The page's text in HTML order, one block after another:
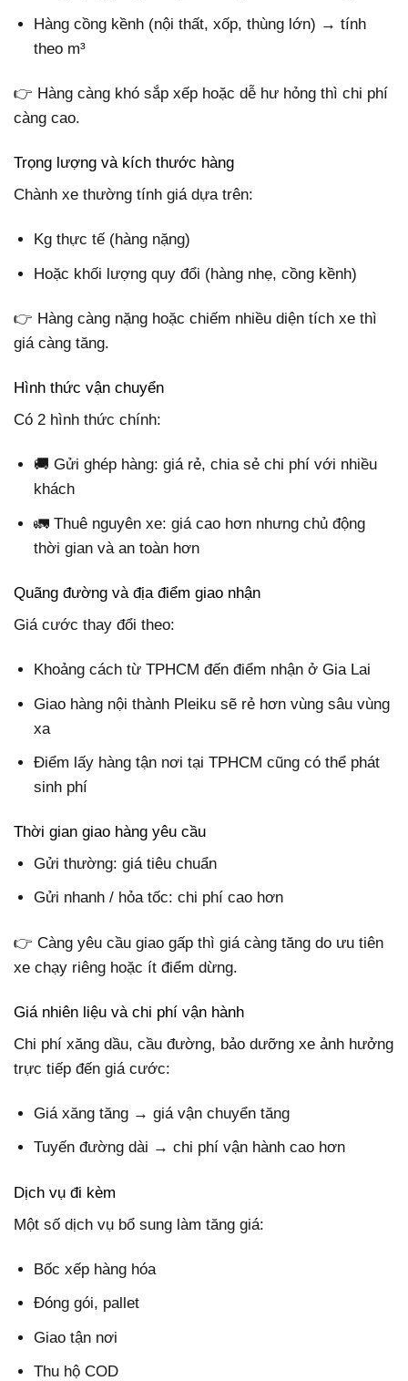
Hàng cồng kềnh (nội thất, xốp, thùng lớn) → tính
theo m³
👉 Hàng càng khó sắp xếp hoặc dễ hư hỏng thì chi phí
càng cao.
Trọng lượng và kích thước hàng
Chành xe thường tính giá dựa trên:
Kg thực tế (hàng nặng)
Hoặc khối lượng quy đổi (hàng nhẹ, cồng kềnh)
👉 Hàng càng nặng hoặc chiếm nhiều diện tích xe thì
giá càng tăng.
Hình thức vận chuyển
Có 2 hình thức chính:
🚚 Gửi ghép hàng: giá rẻ, chia sẻ chi phí với nhiều
khách
🚛 Thuê nguyên xe: giá cao hơn nhưng chủ động
thời gian và an toàn hơn
Quãng đường và địa điểm giao nhận
Giá cước thay đổi theo:
Khoảng cách từ TPHCM đến điểm nhận ở Gia Lai
Giao hàng nội thành Pleiku sẽ rẻ hơn vùng sâu vùng
xa
Điểm lấy hàng tận nơi tại TPHCM cũng có thể phát
sinh phí
Thời gian giao hàng yêu cầu
Gửi thường: giá tiêu chuẩn
Gửi nhanh / hỏa tốc: chi phí cao hơn
👉 Càng yêu cầu giao gấp thì giá càng tăng do ưu tiên
xe chạy riêng hoặc ít điểm dừng.
Giá nhiên liệu và chi phí vận hành
Chi phí xăng dầu, cầu đường, bảo dưỡng xe ảnh hưởng
trực tiếp đến giá cước:
Giá xăng tăng → giá vận chuyển tăng
Tuyến đường dài → chi phí vận hành cao hơn
Dịch vụ đi kèm
Một số dịch vụ bổ sung làm tăng giá:
Bốc xếp hàng hóa
Đóng gói, pallet
Giao tận nơi
Thu hộ COD